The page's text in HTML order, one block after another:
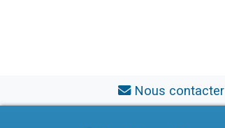
Nous contacter